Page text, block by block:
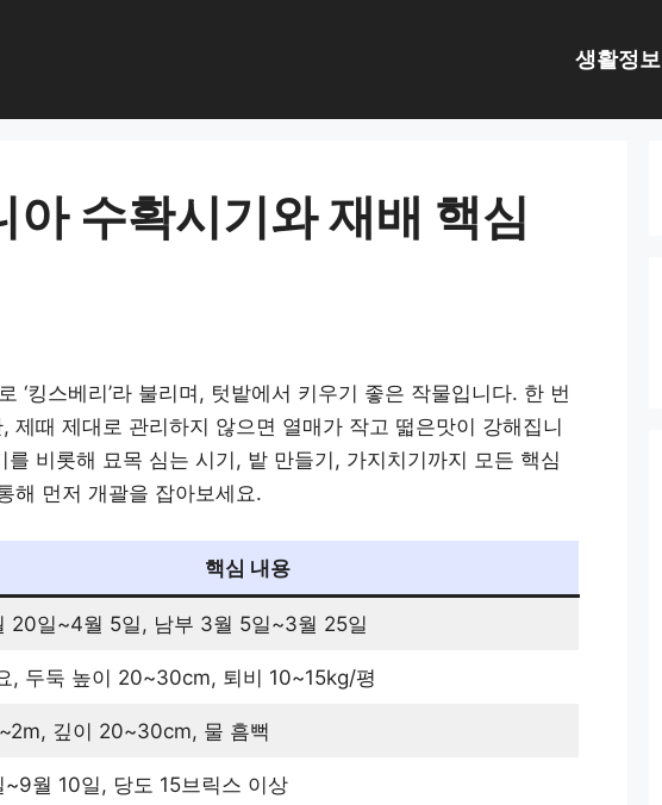
생활정보
수확시기와 재배 핵심
‘킹스베리’라 불리며, 텃밭에서 키우기 좋은 작물입니다. 한 번
제때 제대로 관리하지 않으면 열매가 작고 떫은맛이 강해집니
비롯해 묘목 심는 시기, 밭 만들기, 가지치기까지 모든 핵심
해 먼저 개괄을 잡아보세요.
핵심 내용
20일~4월 5일, 남부 3월 5일~3월 25일
, 두둑 높이 20~30cm, 퇴비 10~15kg/평
깊이 20~30cm, 물 흠뻑
~9월 10일, 당도 15브릭스 이상